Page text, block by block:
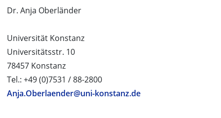
Dr. Anja Oberländer
Universität Konstanz
Universitätsstr. 10
78457 Konstanz
Tel.: +49 (0)7531 / 88-2800
Anja.Oberlaender@uni-konstanz.de